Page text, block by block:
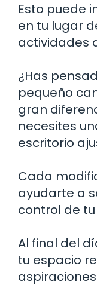
Esto puede
en tu lugar
actividades
¿Has
pequeño
gran
necesites
escritorio
Cada
ayudarte a
control de tu
Al final del
tu espacio